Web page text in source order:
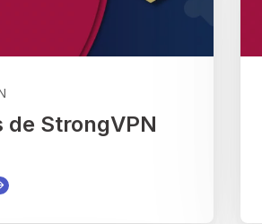
de StrongVPN